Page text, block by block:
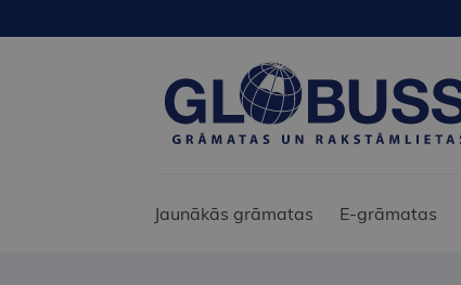
Jaunākās grāmatas E-grāmatas